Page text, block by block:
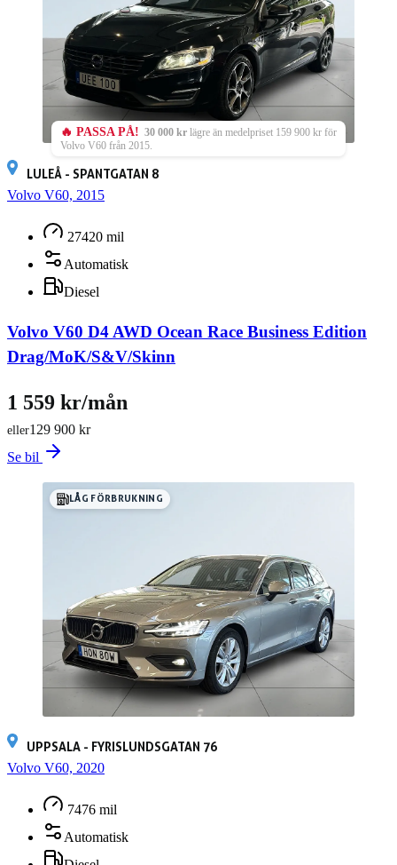
🔥 PASSA PÅ! 30 000 kr lägre än medelpriset 159 900 kr för
Volvo V60 från 2015.
LULEÅ - SPANTGATAN 8
Volvo V60, 2015
27420 mil
Automatisk
Diesel
Volvo V60 D4 AWD Ocean Race Business Edition
Drag/MoK/S&V/Skinn
129 900 kr
eller
1 559 kr/mån
Se bil
LÅG FÖRBRUKNING
UPPSALA - FYRISLUNDSGATAN 76
Volvo V60, 2020
7476 mil
Automatisk